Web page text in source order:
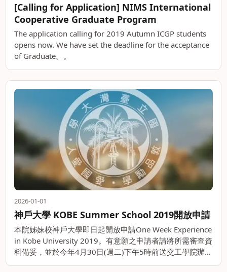
[Calling for Application] NIMS International
Cooperative Graduate Program
The application calling for 2019 Autumn ICGP students
opens now. We have set the deadline for the acceptance
of Graduate。。
2026-01-01
神戶大學 KOBE Summer School 2019開放申請
本院姊妹校神戶大學即日起開放申請One Week Experience
in Kobe University 2019。有意願之申請者請將所需審查資
料備妥，並於今年4月30日(週二)下午5時前送交工學院辦公
室，逾時歉難收件。 課程時間：20。。